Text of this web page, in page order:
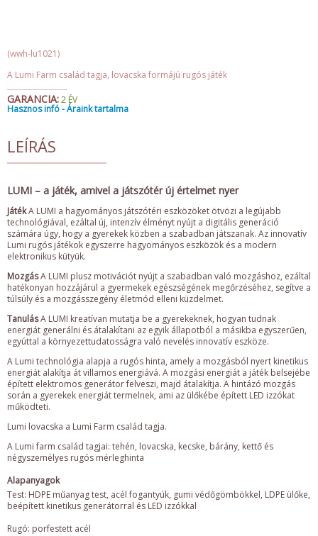
(wwh-lu1021)
A Lumi Farm család tagja, lovacska formájú rugós játék
GARANCIA:2 ÉV
Hasznos infó - Áraink tartalma
LEÍRÁS
LUMI – a játék, amivel a játszótér új értelmet nyer
JátékA LUMI a hagyományos játszótéri eszközöket ötvözi a legújabb
technológiával, ezáltal új, intenzív élményt nyújt a digitális generáció
számára úgy, hogy a gyerekek közben a szabadban játszanak. Az innovatív
Lumi rugós játékok egyszerre hagyományos eszközök és a modern
elektronikus kütyük.
MozgásA LUMI plusz motivációt nyújt a szabadban való mozgáshoz, ezáltal
hatékonyan hozzájárul a gyermekek egészségének megőrzéséhez, segítve a
túlsúly és a mozgásszegény életmód elleni küzdelmet.
TanulásA LUMI kreatívan mutatja be a gyerekeknek, hogyan tudnak
energiát generálni és átalakítani az egyik állapotból a másikba egyszerűen,
egyúttal a környezettudatosságra való nevelés innovatív eszköze.
A Lumi technológia alapja a rugós hinta, amely a mozgásból nyert kinetikus
energiát alakítja át villamos energiává. A mozgási energiát a játék belsejébe
épített elektromos generátor felveszi, majd átalakítja. A hintázó mozgás
során a gyerekek energiát termelnek, ami az ülőkébe épített LED izzókat
működteti.
Lumi lovacska a Lumi Farm család tagja.
A Lumi farm család tagjai: tehén, lovacska, kecske, bárány, kettő és
négyszemélyes rugós mérleghinta
Alapanyagok
Test: HDPE műanyag test, acél fogantyúk, gumi védőgömbökkel, LDPE ülőke,
beépített kinetikus generátorral és LED izzókkal
Rugó: porfestett acél